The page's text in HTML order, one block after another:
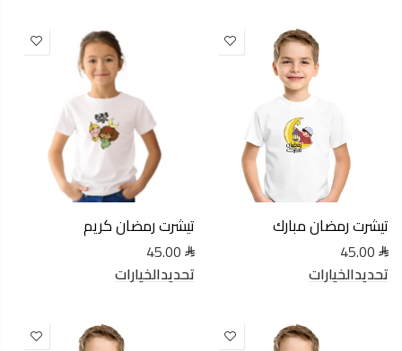
تيشرت رمضان مبارك
45.00
تحديدالخيارات
تيشرت رمضان كريم
45.00
تحديدالخيارات